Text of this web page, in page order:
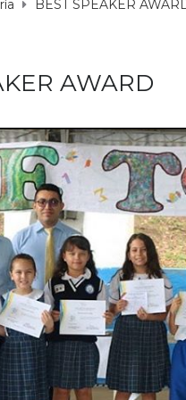
BEST SPEAKER
AWARD